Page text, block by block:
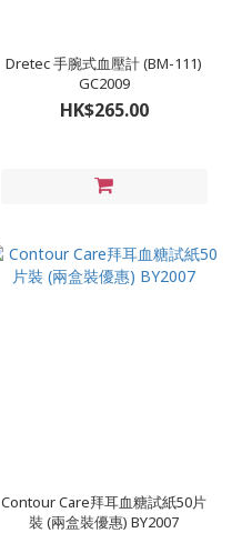
Dretec 手腕式血壓計 (BM-111)
GC2009
HK$265.00
Contour Care拜耳血糖試紙50片
裝 (兩盒裝優惠) BY2007